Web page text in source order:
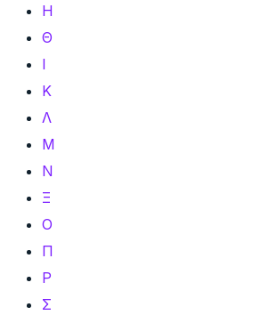
Η
Θ
Ι
Κ
Λ
Μ
Ν
Ξ
Ο
Π
Ρ
Σ